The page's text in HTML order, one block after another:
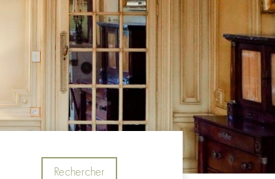
Rechercher